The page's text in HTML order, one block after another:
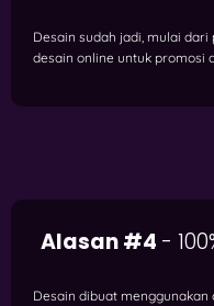
Desain sudah jadi, mulai
desain online untuk promosi
Alasan #4 -
Desain dibuat menggunakan